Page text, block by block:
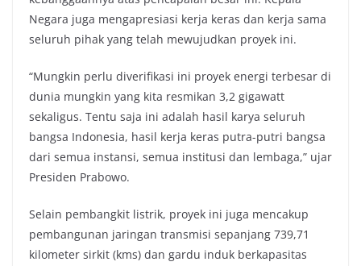
Negara juga mengapresiasi kerja keras dan kerja sama
seluruh pihak yang telah mewujudkan proyek ini.
“Mungkin perlu diverifikasi ini proyek energi terbesar di
dunia mungkin yang kita resmikan 3,2 gigawatt
sekaligus. Tentu saja ini adalah hasil karya seluruh
bangsa Indonesia, hasil kerja keras putra-putri bangsa
dari semua instansi, semua institusi dan lembaga,” ujar
Presiden Prabowo.
Selain pembangkit listrik, proyek ini juga mencakup
pembangunan jaringan transmisi sepanjang 739,71
kilometer sirkit (kms) dan gardu induk berkapasitas